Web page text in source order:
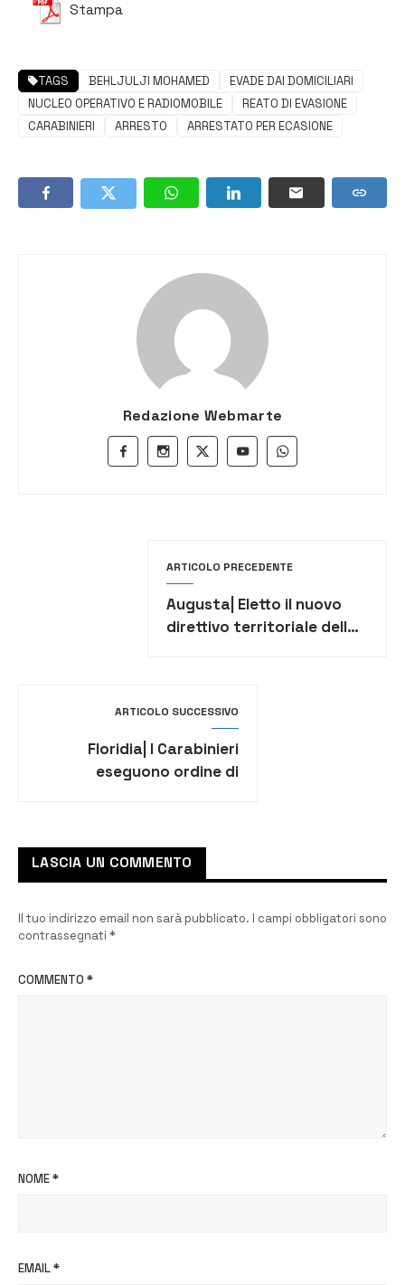
Stampa
TAGS BEHLJULJI MOHAMED
EVADE DAI DOMICILIARI
NUCLEO OPERATIVO E RADIOMOBILE
REATO DI EVASIONE
CARABINIERI
ARRESTO ARRESTATO PER ECASIONE
Redazione Webmarte
ARTICOLO PRECEDENTE
Augusta| Eletto il nuovo
direttivo territoriale della
ARTICOLO SUCCESSIVO
Floridia| I Carabinieri
eseguono ordine di
LASCIA UN COMMENTO
Il tuo indirizzo email non sarà pubblicato. I campi obbligatori sono
contrassegnati *
COMMENTO *
NOME*
EMAIL*